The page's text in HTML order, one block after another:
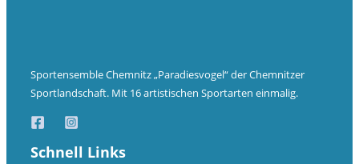
Sportensemble Chemnitz „Paradiesvogel“ der Chemnitzer
Sportlandschaft. Mit 16 artistischen Sportarten einmalig.
Schnell Links